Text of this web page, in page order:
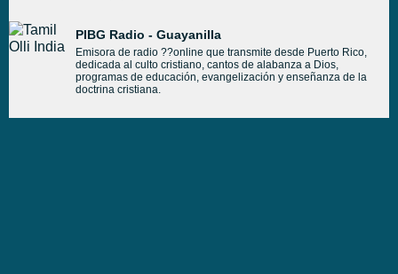
PIBG Radio - Guayanilla
Emisora de radio ??online que transmite desde Puerto Rico,
dedicada al culto cristiano, cantos de alabanza a Dios,
programas de educación, evangelización y enseñanza de la
doctrina cristiana.